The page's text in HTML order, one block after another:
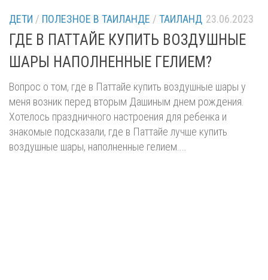
ДЕТИ / ПОЛЕЗНОЕ В ТАИЛАНДЕ / ТАИЛАНД 23.06.2023
ГДЕ В ПАТТАЙЕ КУПИТЬ ВОЗДУШНЫЕ
ШАРЫ НАПОЛНЕННЫЕ ГЕЛИЕМ?
Вопрос о том, где в Паттайе купить воздушные шары у
меня возник перед вторым Дашиным днем рождения.
Хотелось праздничного настроения для ребенка и
знакомые подсказали, где в Паттайе лучше купить
воздушные шары, наполненные гелием....